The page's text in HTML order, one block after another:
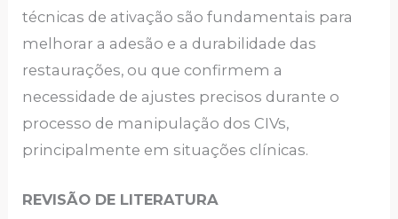
técnicas de ativação são fundamentais para
melhorar a adesão e a durabilidade das
restaurações, ou que confirmem a
necessidade de ajustes precisos durante o
processo de manipulação dos CIVs,
principalmente em situações clínicas.
REVISÃO DE LITERATURA